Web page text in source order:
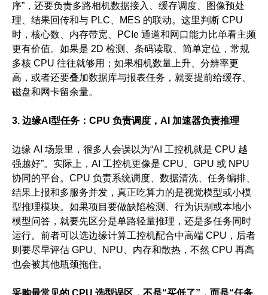
序”，还要负责多路相机数据接入、缓存调度、图像预处
理、结果回传和与 PLC、MES 的联动。这里判断 CPU
时，核心数、内存带宽、PCIe 通道和网口能力比单看主频
更有价值。如果是 2D 检测、条码读取、简单定位，常规
多核 CPU 往往就够用；如果相机数量上升、分辨率更
高，或者还要叠加数据库与报表任务，就要提前给缓存、
磁盘和网卡留余量。
3. 边缘AI型任务：CPU 负责调度，AI 加速器负责推理
边缘 AI 场景里，很多人会误以为“AI 工控机就是 CPU 越
强越好”。实际上，AI 工控机更像是 CPU、GPU 或 NPU
协同的平台。CPU 负责系统调度、数据清洗、任务编排、
结果上报和多服务并发，真正吃算力的是视觉模型或小模
型推理模块。如果项目要做缺陷检测、行为识别或本地小
模型问答，就要先区分是单路轻量推理，还是多任务同时
运行。前者可以选边缘计算工控机配合中高端 CPU，后者
则要尽早评估 GPU、NPU、内存和散热，不然 CPU 再高
也会被其他瓶颈拖住。
采购最常见的 CPU 选型误区，不是“买低了”，而是“任务